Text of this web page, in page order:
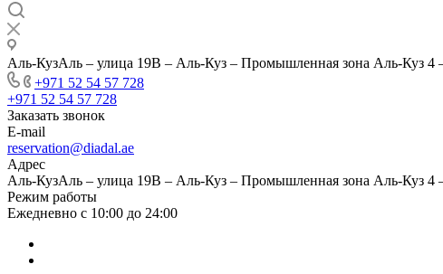
Аль-КузАль – улица 19B – Аль-Куз – Промышленная зона Аль-Куз
+971 52 54 57 728
+971 52 54 57 728
Заказать звонок
E-mail
reservation@diadal.ae
Адрес
Аль-КузАль – улица 19B – Аль-Куз – Промышленная зона Аль-Куз
Режим работы
Ежедневно с 10:00 до 24:00